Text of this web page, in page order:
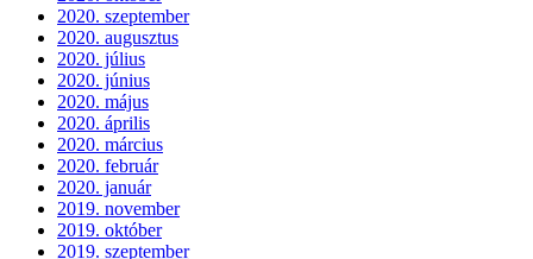
2020. szeptember
2020. augusztus
2020. július
2020. június
2020. május
2020. április
2020. március
2020. február
2020. január
2019. november
2019. október
2019. szeptember